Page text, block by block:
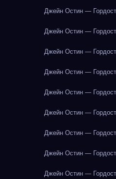
Джейн Остин —
Джейн Остин —
Джейн Остин —
Джейн Остин —
Джейн Остин —
Джейн Остин —
Джейн Остин —
Джейн Остин —
Джейн Остин —